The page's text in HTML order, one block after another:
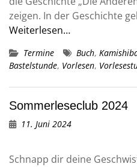
zeigen. In der Geschichte
Weiterlesen…
Termine Buch,
Bastelstunde, Vorlesen,
Sommerleseclub 2024
11. Juni 2024
Schnapp dir deine